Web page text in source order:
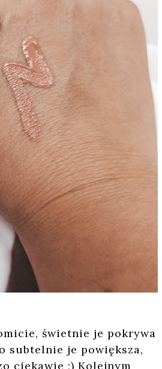
świetnie je pokrywa
subtelnie je powiększa,
ciekawie ;) Kolejnym